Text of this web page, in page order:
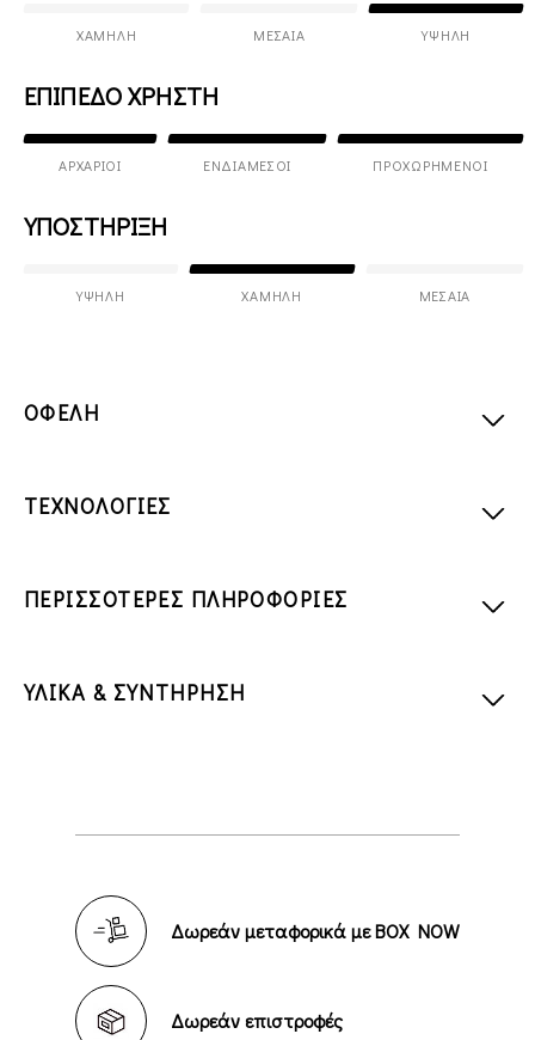
ΧΑΜΗΛΉ ΜΕΣΑΊΑ ΥΨΗΛΉ
ΕΠΙΠΕΔΟ ΧΡΗΣΤΗ
ΑΡΧΆΡΙΟΙ ΕΝΔΙΆΜΕΣΟΙ ΠΡΟΧΩΡΗΜΈΝΟΙ
ΥΠΟΣΤΗΡΙΞΗ
ΥΨΗΛΉ ΧΑΜΗΛΉ ΜΕΣΑΊΑ
ΟΦΕΛΗ
ΤΕΧΝΟΛΟΓΙΕΣ
ΠΕΡΙΣΣΟΤΕΡΕΣ ΠΛΗΡΟΦΟΡΙΕΣ
ΥΛΙΚΑ & ΣΥΝΤΗΡΗΣΗ
Δωρεάν μεταφορικά με BOX NOW
Δωρεάν επιστροφές